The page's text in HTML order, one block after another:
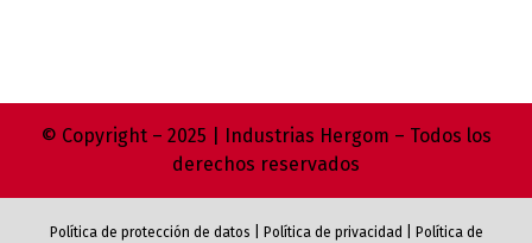
© Copyright – 2025 | Industrias Hergom – Todos los
derechos reservados
Política de protección de datos Política de privacidad
Política de